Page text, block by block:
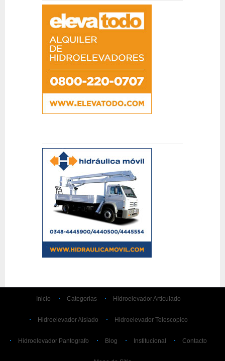
Inicio Categorias Hidroelevador Articulado
Hidroelevador Aislado Hidroelevador Telescopico
Hidroelevador Pantografo Blog Institucional Contacto